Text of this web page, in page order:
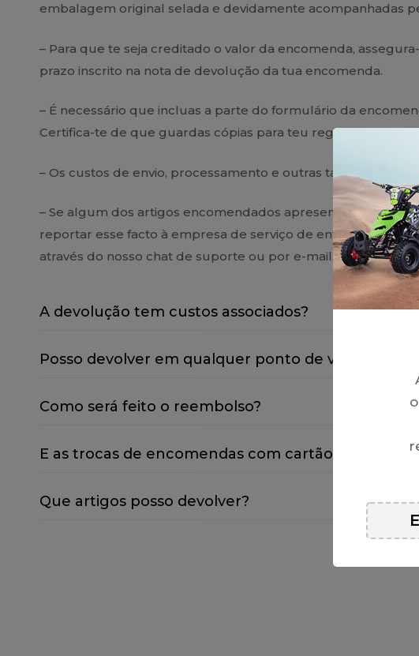
embalagem original selada e devidamente acompanhadas
– Para que te seja creditado o valor da encomenda,
prazo inscrito na nota de devolução da tua encomenda.
– É necessário que incluas a parte do formulário da
Certifica-te de que guardas cópias para teu registo pessoal.
– Os custos de envio, processamento e outras taxas
– Se algum dos artigos encomendados apresentar danos
reportar esse facto à empresa de serviço de entregas e
através do nosso chat de suporte ou por e-mail,
A devolução tem custos associados?
Posso devolver em qualquer ponto de venda ?
Como será feito o reembolso?
E as trocas de encomendas com cartão presente?
Que artigos posso devolver?